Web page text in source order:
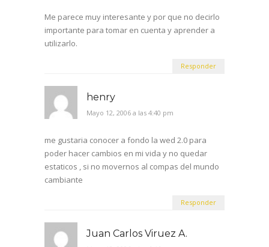
Me parece muy interesante y por que no decirlo
importante para tomar en cuenta y aprender a
utilizarlo.
Responder
henry
Mayo 12, 2006 a las 4:40 pm
me gustaria conocer a fondo la wed 2.0 para
poder hacer cambios en mi vida y no quedar
estaticos , si no movernos al compas del mundo
cambiante
Responder
Juan Carlos Viruez A.